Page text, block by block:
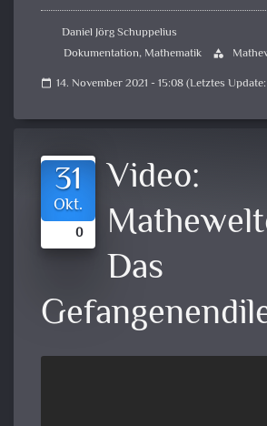
Daniel Jörg Schuppelius
Dokumentation, Mathematik category
calendar_today 14. November 2021 - 15:08 (Letztes
31
Okt.
0
Video:
Das